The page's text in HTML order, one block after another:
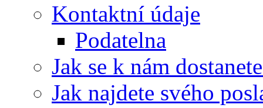
Kontaktní údaje
Podatelna
Jak se k nám
Jak najdete svého